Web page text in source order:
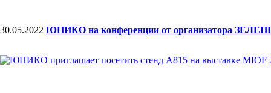
30.05.2022 ЮНИКО на конференции от организатора